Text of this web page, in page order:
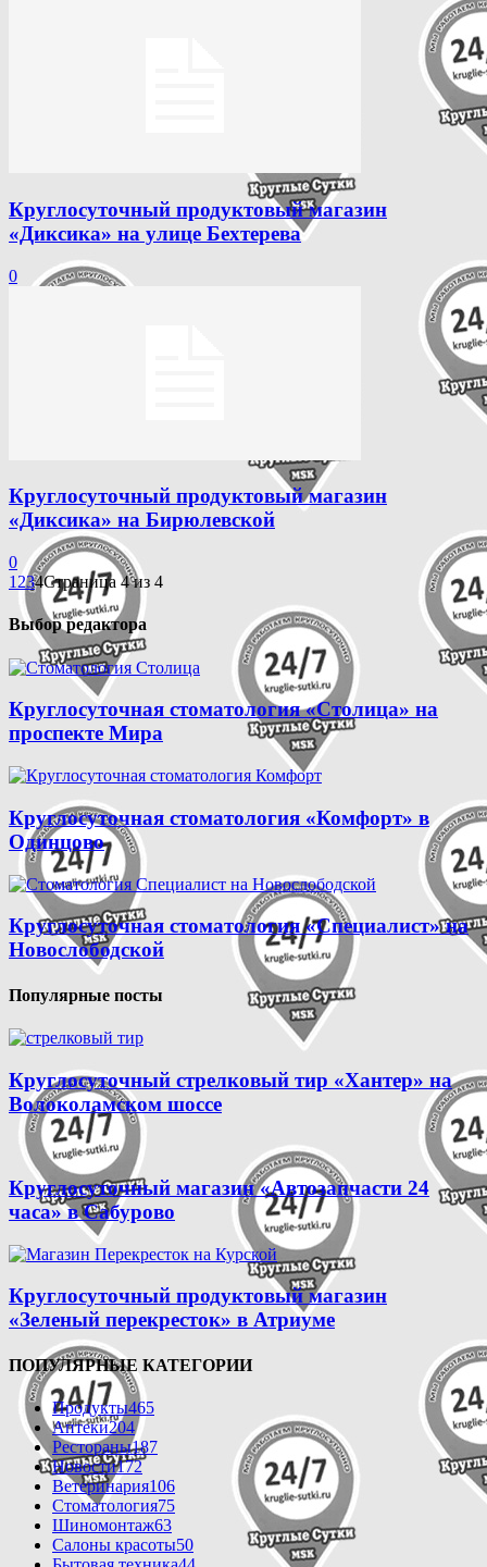
Круглосуточный продуктовый магазин
«Диксика» на улице Бехтерева
0
Круглосуточный продуктовый магазин
«Диксика» на Бирюлевской
0
1 234Страница 4 из 4
Выбор редактора
Круглосуточная стоматология «Столица» на
проспекте Мира
Круглосуточная стоматология «Комфорт» в
Одинцово
Круглосуточная стоматология «Специалист» на
Новослободской
Популярные посты
Круглосуточный стрелковый тир «Хантер» на
Волоколамском шоссе
Круглосуточный магазин «Автозапчасти 24
часа» в Сабурово
Круглосуточный продуктовый магазин
«Зеленый перекресток» в Атриуме
ПОПУЛЯРНЫЕ КАТЕГОРИИ
Продукты465
Аптеки204
Рестораны187
Новости172
Ветеринария106
Стоматология75
Шиномонтаж63
Салоны красоты50